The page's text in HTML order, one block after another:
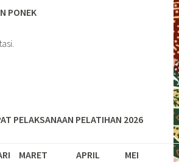
PONEK
PELAKSANAAN PELATIHAN 2026
MARET APRIL MEI